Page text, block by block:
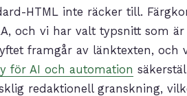
HTML inte räcker till.
och vi har valt typsnitt som
framgår av länktexten, och
för AI och automation
redaktionell granskning,